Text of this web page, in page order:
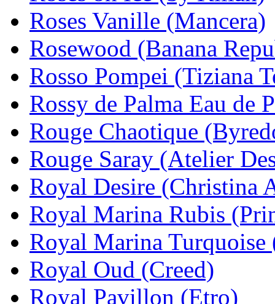
Roses Vanille (Mancera)
Rosewood (Banana
Rosso Pompei (Tiziana
Rossy de Palma Eau de
Rouge Chaotique
Rouge Saray (Atelier
Royal Desire (Christina
Royal Marina Rubis
Royal Marina Turquoise
Royal Oud (Creed)
Royal Pavillon (Etro)